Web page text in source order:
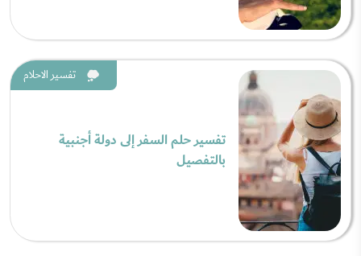
تفسير الاحلام
تفسير حلم السفر إلى دولة أجنبية
بالتفصيل